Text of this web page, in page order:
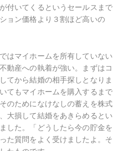
付いてくるというセールスまで
ョン価格より３割ほど高いの
はマイホームを所有していない
動産への執着が強い。まずはコ
てから結婚の相手探しとなりま
てもマイホームを購入するまで
のためになけなしの蓄えを株式
大損して結婚をあきらめるとい
した。「どうしたら今の貯金を
た質問をよく受けましたよ。そ